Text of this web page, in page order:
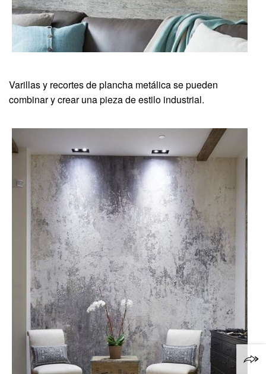
Varillas y recortes de plancha metálica se pueden
combinar y crear una pieza de estilo industrial.